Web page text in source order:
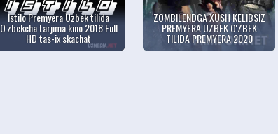
Istilo Premyera Uzbek tilida
O'zbekcha tarjima kino 2018 Full
HD tas-ix skachat
ZOMBILENDGA XUSH KELIBSIZ
PREMYERA UZBEK O'ZBEK
TILIDA PREMYERA 2020